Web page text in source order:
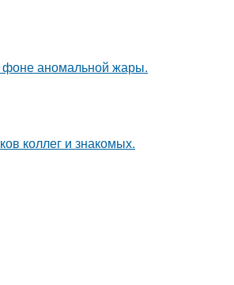
фоне аномальной жары.
коллег и знакомых.